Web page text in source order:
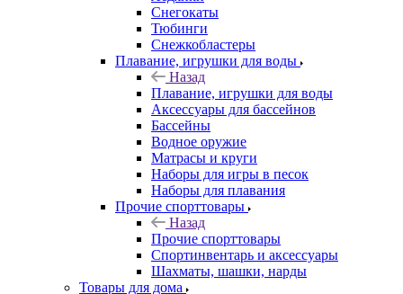
Снегокаты
Тюбинги
Снежкобластеры
Плавание, игрушки для воды
Назад
Плавание, игрушки для воды
Аксессуары для бассейнов
Бассейны
Водное оружие
Матрасы и круги
Наборы для игры в песок
Наборы для плавания
Прочие спорттовары
Назад
Прочие спорттовары
Спортинвентарь и аксессуары
Шахматы, шашки, нарды
Товары для дома